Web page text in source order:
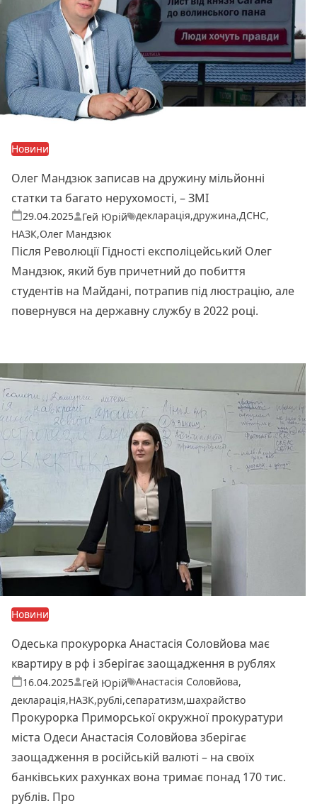
Новини
Олег Мандзюк записав на дружину мільйонні
статки та багато нерухомості, – ЗМІ
29.04.2025Опубліковано
Гей Юрій
Теги: декларація,дружина,ДСНС,
НАЗК,Олег Мандзюк
Після Революції Гідності експоліцейський Олег
Мандзюк, який був причетний до побиття
студентів на Майдані, потрапив під люстрацію, але
повернувся на державну службу в 2022 році.
Новини
Одеська прокурорка Анастасія Соловйова має
квартиру в рф і зберігає заощадження в рублях
16.04.2025Опубліковано
Гей Юрій
Теги: Анастасія Соловйова,
декларація,НАЗК,рублі,сепаратизм,шахрайство
Прокурорка Приморської окружної прокуратури
міста Одеси Анастасія Соловйова зберігає
заощадження в російській валюті – на своїх
банківських рахунках вона тримає понад 170 тис.
рублів. Про